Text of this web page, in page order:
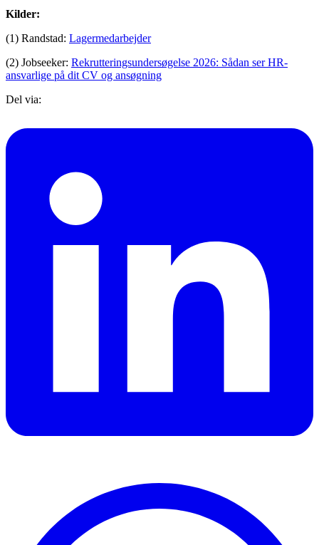
Kilder:
(1) Randstad: Lagermedarbejder
(2) Jobseeker: Rekrutteringsundersøgelse 2026: Sådan ser HR-
ansvarlige på dit CV og ansøgning
Del via: